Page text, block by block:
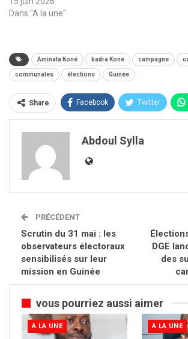
Dans "A la une"
Aminata Koné badra Koné campagne
communales élections Guinée
Share Facebook Twitter
Abdoul Sylla
PRÉCÉDENT
Scrutin du 31 mai : les
observateurs électoraux
sensibilisés sur leur
mission en Guinée
DGE
des
vous pourriez aussi aimer
A LA UNE A LA UNE